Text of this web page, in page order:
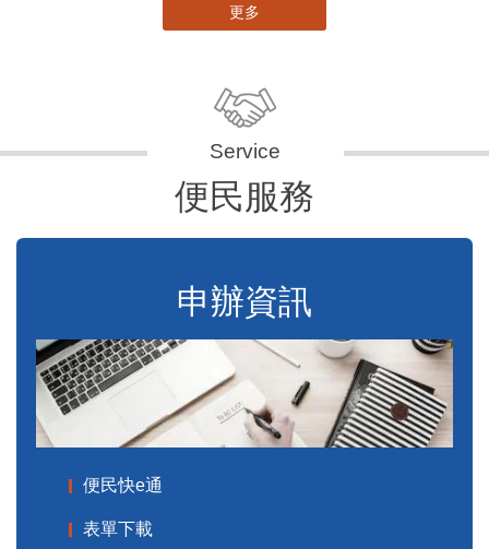
更多
便民服務
申辦資訊
便民快e通
表單下載